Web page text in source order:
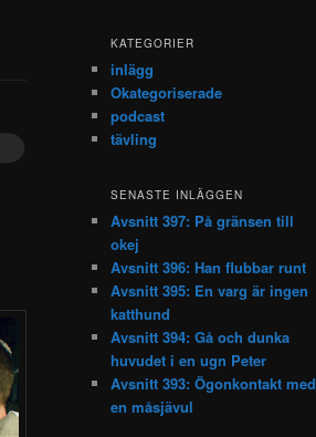
KATEGORIER
inlägg
Okategoriserade
podcast
tävling
SENASTE INLÄGGEN
Avsnitt 397: På gränsen till
okej
Avsnitt 396: Han flubbar runt
Avsnitt 395: En varg är ingen
katthund
Avsnitt 394: Gå och dunka
huvudet i en ugn Peter
Avsnitt 393: Ögonkontakt med
en måsjävul